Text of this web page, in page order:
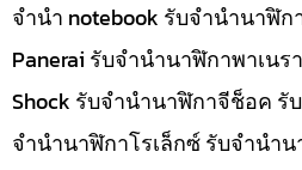
จำนำ notebook รับจำนำนาฬิ
Panerai รับจำนำนาฬิกาพาเนร
Shock รับจำนำนาฬิกาจีช็อค รั
จำนำนาฬิกาโรเล็กซ์ รับจำนำน